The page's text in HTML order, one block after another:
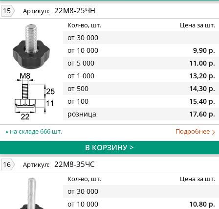
15 Артикул: 22М8-25ЧН
Кол-во, шт. Цена за шт.
от 30 000
от 10 000
9,90 р.
от 5 000
11,00 р.
от 1 000
13,20 р.
от 500
14,30 р.
от 100
15,40 р.
розница
17,60 р.
на складе 666 шт. Подробнее
В КОРЗИНУ >
16 Артикул: 22М8-35ЧС
Кол-во, шт. Цена за шт.
от 30 000
от 10 000
10,80 р.